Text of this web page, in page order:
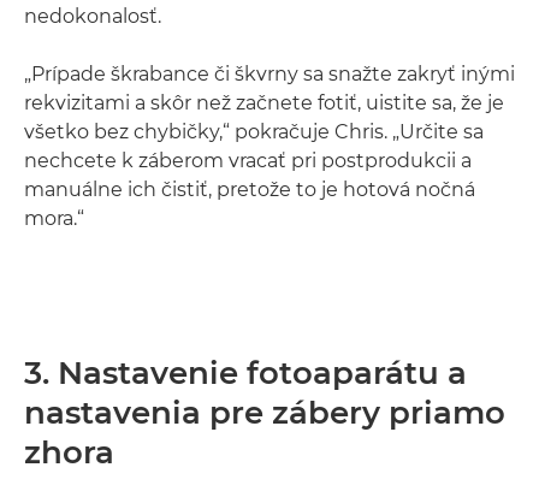
nedokonalosť.
„Prípade škrabance či škvrny sa snažte zakryť inými
rekvizitami a skôr než začnete fotiť, uistite sa, že je
všetko bez chybičky,“ pokračuje Chris. „Určite sa
nechcete k záberom vracať pri postprodukcii a
manuálne ich čistiť, pretože to je hotová nočná
mora.“
3. Nastavenie fotoaparátu a
nastavenia pre zábery priamo
zhora